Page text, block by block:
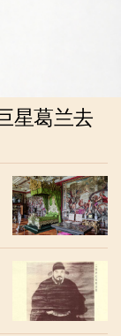
星葛兰去